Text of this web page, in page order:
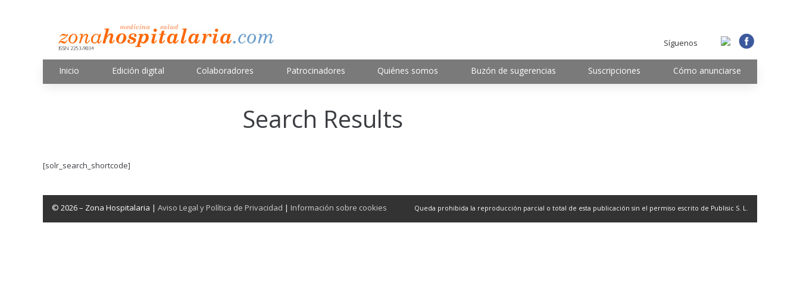
Síguenos
Inicio Edición digital Colaboradores Patrocinadores Quiénes somos Buzón de sugerencias Suscripciones Cómo anunciarse
Search Results
[solr_search_shortcode]
© 2026 – Zona Hospitalaria | Aviso Legal y Política de Privacidad | Información sobre cookies Queda prohibida la reproducción parcial o total de esta publicación sin el permiso escrito de Publisic S. L.